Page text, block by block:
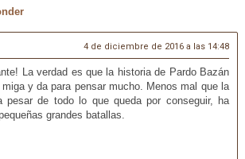
4 de diciembre de 2016 a las 14:48
La verdad es que la historia de Pardo Bazán
y da para pensar mucho. Menos mal que la
pesar de todo lo que queda por conseguir, ha
grandes batallas.